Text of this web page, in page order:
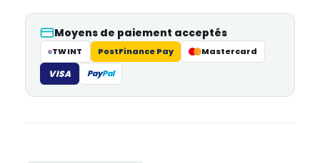
Moyens de paiement acceptés
TWINT PostFinance Pay Mastercard
VISA PayPal